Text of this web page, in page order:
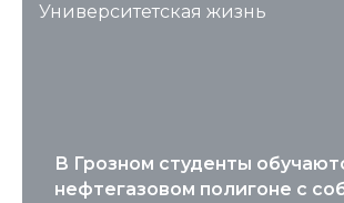
Университетская жизнь
В Грозном студенты
нефтегазовом полигоне с